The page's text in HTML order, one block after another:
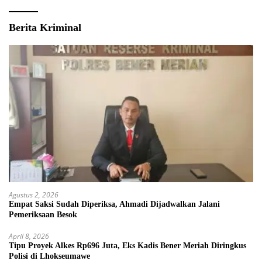
Berita Kriminal
Agustus 2, 2026
Empat Saksi Sudah Diperiksa, Ahmadi Dijadwalkan Jalani
Pemeriksaan Besok
April 8, 2026
Tipu Proyek Alkes Rp696 Juta, Eks Kadis Bener Meriah Diringkus
Polisi di Lhokseumawe